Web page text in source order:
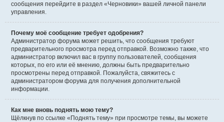
сообщения перейдите в раздел «Черновики» вашей личной панели
управления.
Почему моё сообщение требует одобрения?
Администратор форума может решить, что сообщения требуют
предварительного просмотра перед отправкой. Возможно также, что
администратор включил вас в группу пользователей, сообщения
которых, по его или её мнению, должны быть предварительно
просмотрены перед отправкой. Пожалуйста, свяжитесь с
администратором форума для получения дополнительной
информации.
Как мне вновь поднять мою тему?
Щёлкнув по ссылке «Поднять тему» при просмотре темы, вы можете